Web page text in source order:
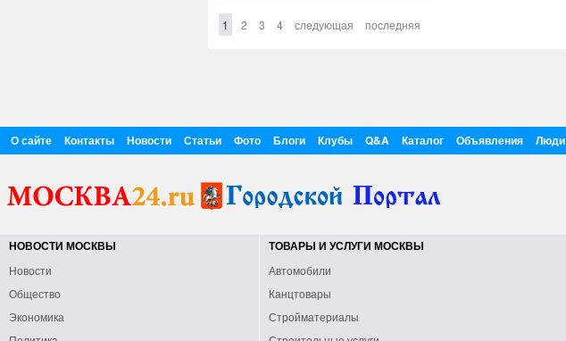
1 2 3 4 следующая последняя
О сайте Контакты Новости Статьи Фото Блоги Клубы Q&A Каталог Объявления Люди
НОВОСТИ МОСКВЫ
Новости
Общество
Экономика
ТОВАРЫ И УСЛУГИ МОСКВЫ
Автомобили
Канцтовары
Стройматериалы